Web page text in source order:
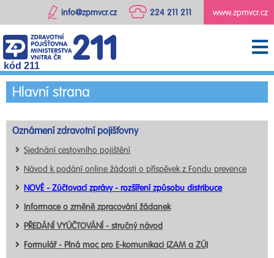
www.zpmvcr.cz
224 211 211
info@zpmvcr.cz
kód 211
Hlavní strana
Oznámení zdravotní pojišťovny
Sjednání cestovního pojištění
Návod k podání online žádosti o příspěvek z Fondu prevence
NOVÉ - Zúčtovací zprávy - rozšíření způsobu distribuce
Informace o změně zpracování žádanek
PŘEDÁNÍ VYÚČTOVÁNÍ - stručný návod
Formulář - Plná moc pro E-komunikaci (ZAM a ZÚ)